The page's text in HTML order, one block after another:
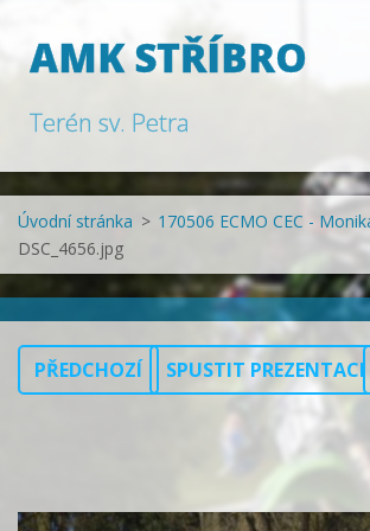
AMK STŘÍBRO
Terén sv. Petra
Úvodní stránka > 170506 ECMO CEC -
DSC_4656.jpg
PŘEDCHOZÍ SPUSTIT PREZENTACI